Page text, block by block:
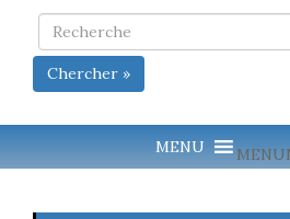
Chercher »
MENU